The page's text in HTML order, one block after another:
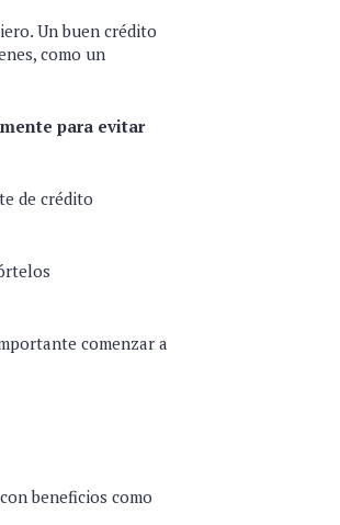
Un buen crédito
como un
para evitar
de crédito
comenzar a
beneficios como